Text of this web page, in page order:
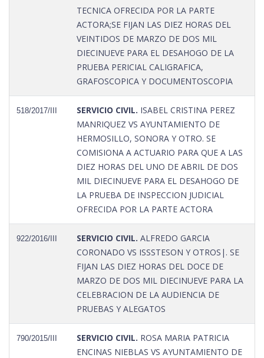
TECNICA OFRECIDA POR LA PARTE
ACTORA;SE FIJAN LAS DIEZ HORAS DEL
VEINTIDOS DE MARZO DE DOS MIL
DIECINUEVE PARA EL DESAHOGO DE LA
PRUEBA PERICIAL CALIGRAFICA,
GRAFOSCOPICA Y DOCUMENTOSCOPIA
518/2017/III SERVICIO CIVIL. ISABEL CRISTINA PEREZ
MANRIQUEZ VS AYUNTAMIENTO DE
HERMOSILLO, SONORA Y OTRO. SE
COMISIONA A ACTUARIO PARA QUE A LAS
DIEZ HORAS DEL UNO DE ABRIL DE DOS
MIL DIECINUEVE PARA EL DESAHOGO DE
LA PRUEBA DE INSPECCION JUDICIAL
OFRECIDA POR LA PARTE ACTORA
922/2016/III SERVICIO CIVIL. ALFREDO GARCIA
CORONADO VS ISSSTESON Y OTROS|. SE
FIJAN LAS DIEZ HORAS DEL DOCE DE
MARZO DE DOS MIL DIECINUEVE PARA LA
CELEBRACION DE LA AUDIENCIA DE
PRUEBAS Y ALEGATOS
790/2015/III SERVICIO CIVIL. ROSA MARIA PATRICIA
ENCINAS NIEBLAS VS AYUNTAMIENTO DE